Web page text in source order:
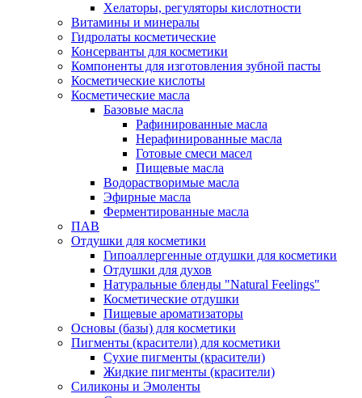
Хелаторы, регуляторы кислотности
Витамины и минералы
Гидролаты косметические
Консерванты для косметики
Компоненты для изготовления зубной пасты
Косметические кислоты
Косметические масла
Базовые масла
Рафинированные масла
Нерафинированные масла
Готовые смеси масел
Пищевые масла
Водорастворимые масла
Эфирные масла
Ферментированные масла
ПАВ
Отдушки для косметики
Гипоаллергенные отдушки для косметики
Отдушки для духов
Натуральные бленды "Natural Feelings"
Косметические отдушки
Пищевые ароматизаторы
Основы (базы) для косметики
Пигменты (красители) для косметики
Сухие пигменты (красители)
Жидкие пигменты (красители)
Силиконы и Эмоленты